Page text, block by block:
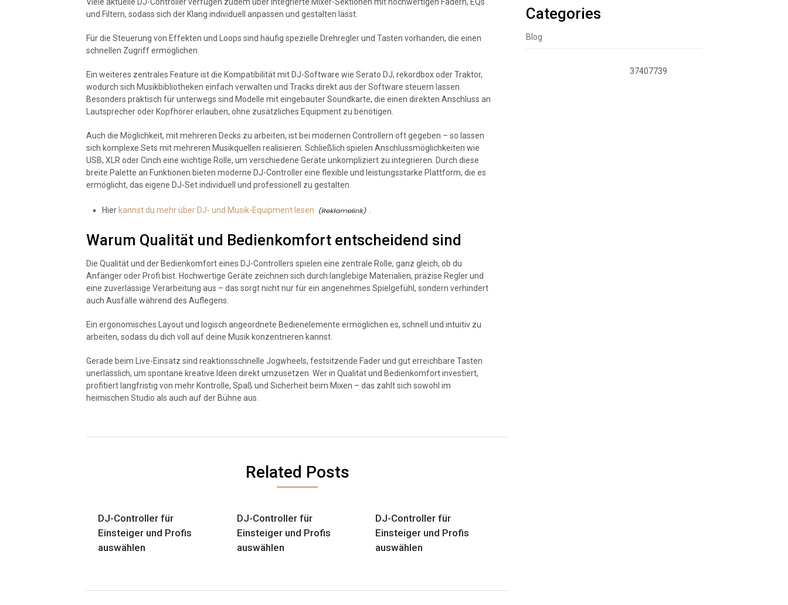
und Filtern, sodass sich der Klang individuell anpassen und gestalten lässt.
Für die Steuerung von Effekten und Loops sind häufig spezielle Drehregler und Tasten vorhanden, die einen
schnellen Zugriff ermöglichen.
Ein weiteres zentrales Feature ist die Kompatibilität mit DJ-Software wie Serato DJ, rekordbox oder Traktor,
wodurch sich Musikbibliotheken einfach verwalten und Tracks direkt aus der Software steuern lassen.
Besonders praktisch für unterwegs sind Modelle mit eingebauter Soundkarte, die einen direkten Anschluss an
Lautsprecher oder Kopfhörer erlauben, ohne zusätzliches Equipment zu benötigen.
Auch die Möglichkeit, mit mehreren Decks zu arbeiten, ist bei modernen Controllern oft gegeben – so lassen
sich komplexe Sets mit mehreren Musikquellen realisieren. Schließlich spielen Anschlussmöglichkeiten wie
USB, XLR oder Cinch eine wichtige Rolle, um verschiedene Geräte unkompliziert zu integrieren. Durch diese
breite Palette an Funktionen bieten moderne DJ-Controller eine flexible und leistungsstarke Plattform, die es
ermöglicht, das eigene DJ-Set individuell und professionell zu gestalten.
Hier kannst du mehr über DJ- und Musik-Equipment lesen
Warum Qualität und Bedienkomfort entscheidend sind
Die Qualität und der Bedienkomfort eines DJ-Controllers spielen eine zentrale Rolle, ganz gleich, ob du
Anfänger oder Profi bist. Hochwertige Geräte zeichnen sich durch langlebige Materialien, präzise Regler und
eine zuverlässige Verarbeitung aus – das sorgt nicht nur für ein angenehmes Spielgefühl, sondern verhindert
auch Ausfälle während des Auflegens.
Ein ergonomisches Layout und logisch angeordnete Bedienelemente ermöglichen es, schnell und intuitiv zu
arbeiten, sodass du dich voll auf deine Musik konzentrieren kannst.
Gerade beim Live-Einsatz sind reaktionsschnelle Jogwheels, festsitzende Fader und gut erreichbare Tasten
unerlässlich, um spontane kreative Ideen direkt umzusetzen. Wer in Qualität und Bedienkomfort investiert,
profitiert langfristig von mehr Kontrolle, Spaß und Sicherheit beim Mixen – das zahlt sich sowohl im
heimischen Studio als auch auf der Bühne aus.
Related Posts
DJ-Controller für
Einsteiger und Profis
auswählen
DJ-Controller für
Einsteiger und Profis
auswählen
DJ-Controller für
Einsteiger und Profis
auswählen
Categories
Blog
37407739